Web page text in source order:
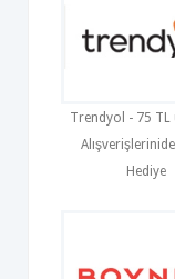
Trendyol - 75 TL
Hediye